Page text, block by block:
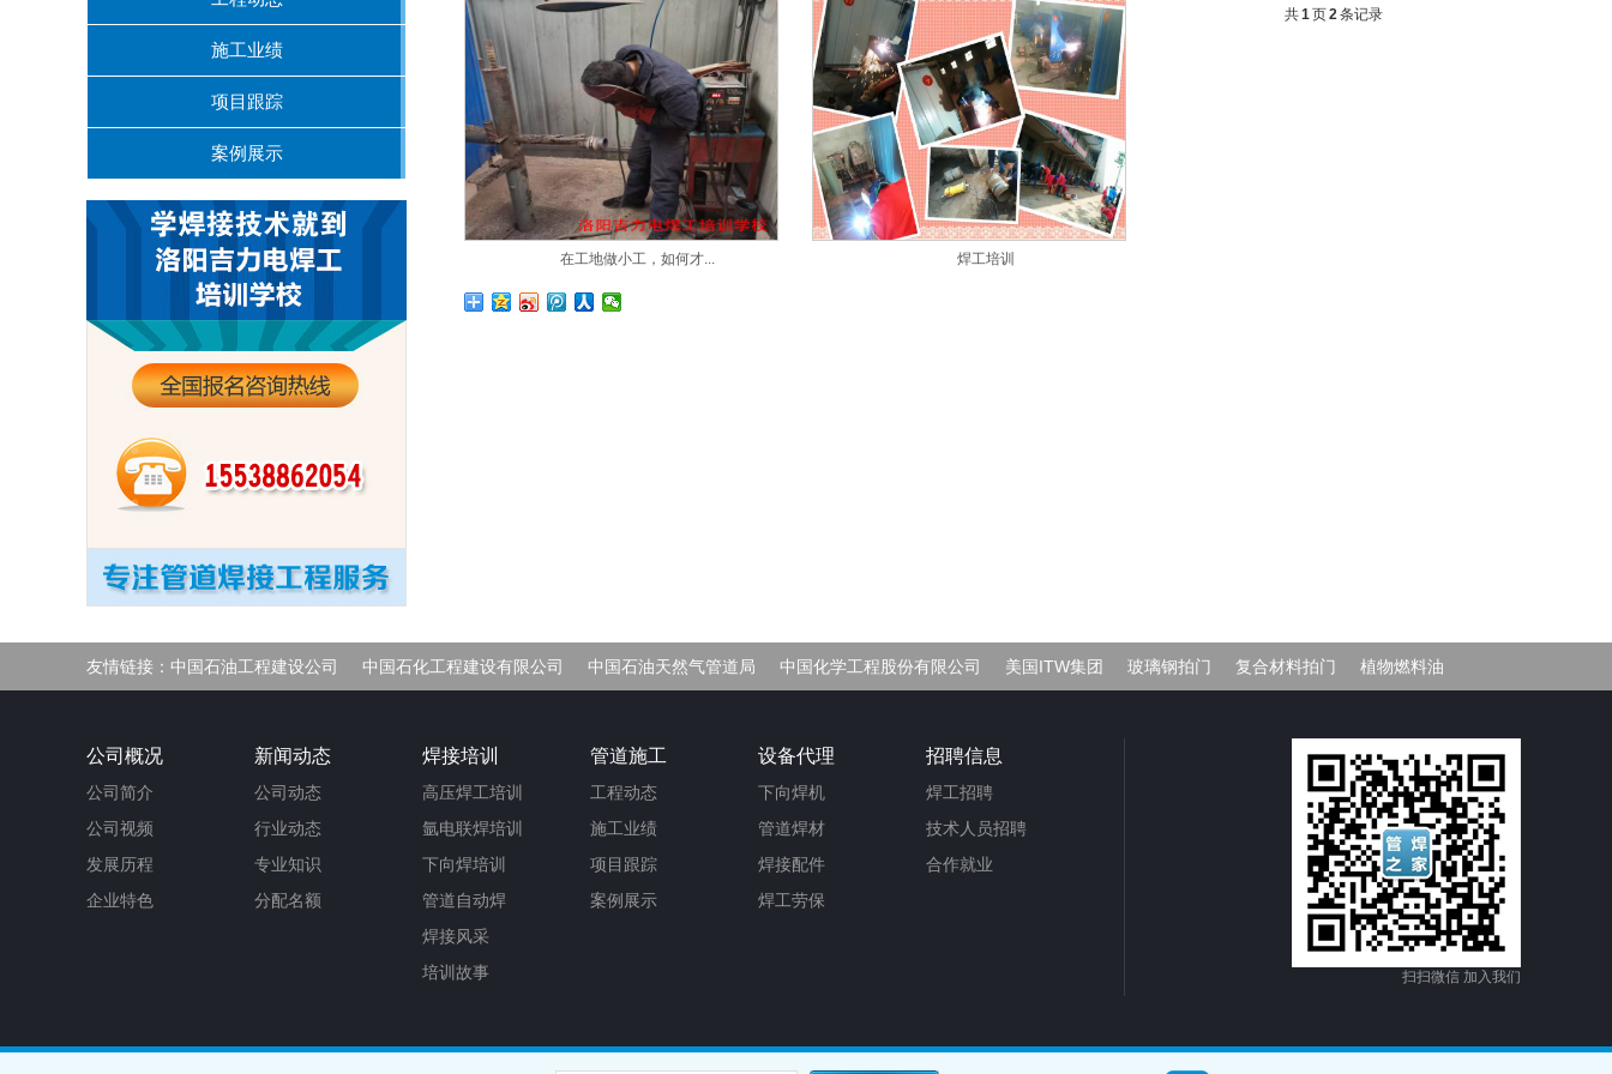
在工地做小工，如何才... 焊工培训
共1页2条记录
施工业绩
项目跟踪
案例展示
友情链接： 中国石油工程建设公司 中国石化工程建设有限公司 中国石油天然气管道局 中国化学工程股份有限公司 美国ITW集团 玻璃钢拍门 复合材料拍门 植物燃料油
公司概况
公司简介
公司视频
发展历程
企业特色
新闻动态
公司动态
行业动态
专业知识
分配名额
焊接培训
高压焊工培训
氩电联焊培训
下向焊培训
管道自动焊
焊接风采
培训故事
管道施工
工程动态
施工业绩
项目跟踪
案例展示
设备代理
下向焊机
管道焊材
焊接配件
焊工劳保
招聘信息
焊工招聘
技术人员招聘
合作就业
扫扫微信 加入我们